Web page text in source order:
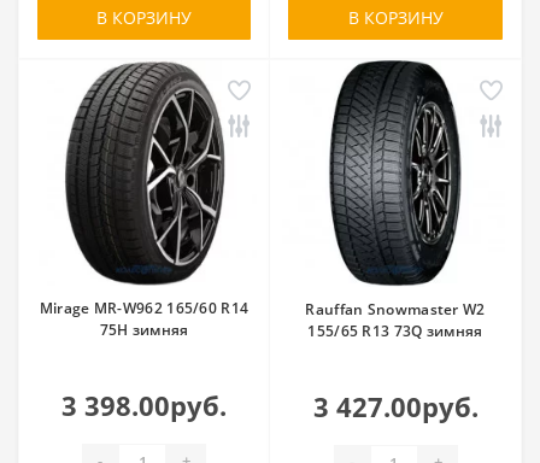
В КОРЗИНУ В КОРЗИНУ
Mirage MR-W962 165/60 R14
75H зимняя
3 398.00руб.
Rauffan Snowmaster W2
155/65 R13 73Q зимняя
3 427.00руб.